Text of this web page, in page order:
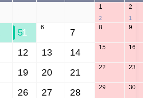
1
2
2
1
51 6 7 8 9
12 13 14 15 16
19 20 21 22 23
26 27 28 29 30